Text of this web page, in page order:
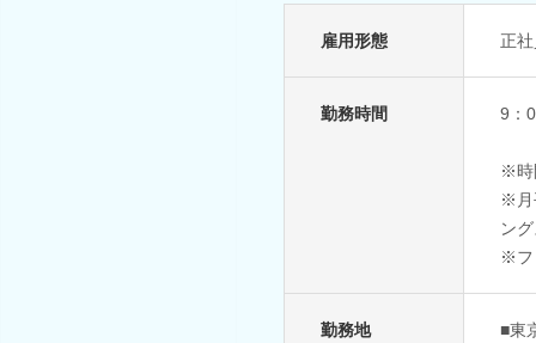
雇用形態 正
勤務時間 9：
※時
※月
ン
※フ
勤務地
■東